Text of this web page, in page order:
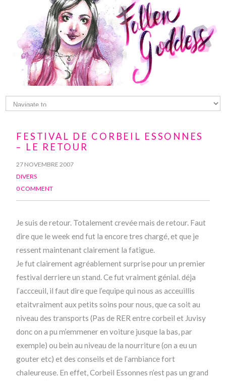
FESTIVAL DE CORBEIL ESSONNES
– LE RETOUR
27 NOVEMBRE 2007
DIVERS
0 COMMENT
Je suis de retour. Totalement crevée mais de retour. Faut
dire que le week end fut la encore tres chargé, et que je
ressent maintenant clairement la fatigue.
Je fut clairement agréablement surprise pour un premier
festival derriere un stand. Ce fut vraiment génial. déja
l’accceuil, il faut dire que l’equipe qui nous as acceuillis
etaitvraiment aux petits soins pour nous, que ca soit au
niveau des transports (Pas de RER entre corbeil et Juvisy
donc on a pu m’emmener en voiture jusque la bas, par
exemple) ou bein au niveau de la nourriture (on a eu un
gouter etc) et des conseils et de l’ambiance fort
chaleureuse. En effet, Corbeil Essonnes n’est pas un grand